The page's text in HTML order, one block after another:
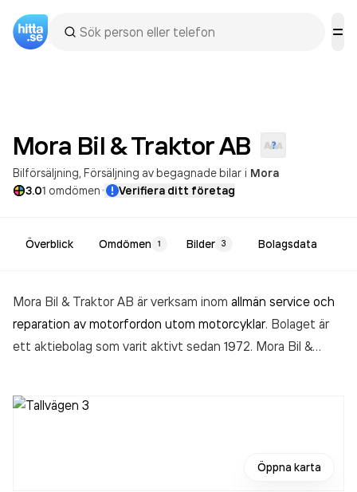
Mora Bil & TraktorAB
Bilförsäljning Försäljning av begagnade bilar i Mora
3.01 omdömen· Verifiera ditt företag
Överblick Omdömen 1 Bilder 3 Bolagsdata
Mora Bil & Traktor AB är verksam inom allmän service och
reparation av motorfordon utom motorcyklar. Bolaget är
ett aktiebolag som varit aktivt sedan 1972. Mora Bil &
Öppna karta